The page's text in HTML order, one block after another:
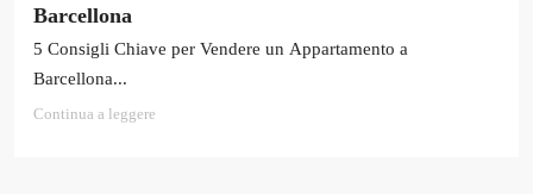
Barcellona
5 Consigli Chiave per Vendere un Appartamento a
Barcellona...
Continua a leggere